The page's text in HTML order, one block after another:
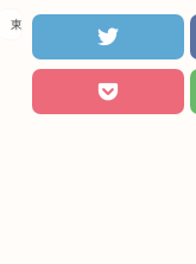
東京リベンジャーズ